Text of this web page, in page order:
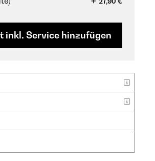
inkl. Service hinzufügen